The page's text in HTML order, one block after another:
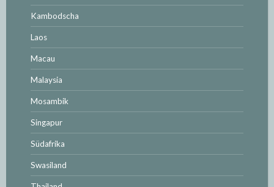
Kambodscha
Laos
Macau
Malaysia
Mosambik
Singapur
Südafrika
Swasiland